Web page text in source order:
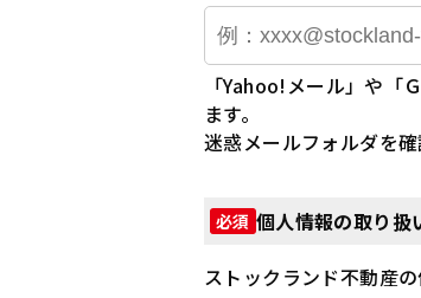
「Yahoo!メール」や
ます。
迷惑メールフォルダを
必須 個人情報の取り扱
ストックランド不動産